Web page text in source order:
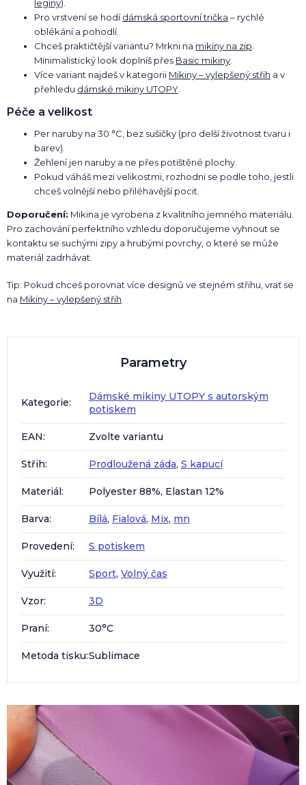
legíny).
Pro vrstvení se hodídámská sportovní trička – rychlé
oblékání a pohodlí.
Chceš praktičtější variantu? Mrkni na mikiny na zip
Minimalistický look doplníš přes Basic mikiny
Více variant najdeš v kategorii Mikiny – vylepšený střih a v
přehledu dámské mikiny UTOPY
Péče a velikost
Per naruby na 30 °C, bez sušičky (pro delší životnost tvaru i
barev).
Žehlení jen naruby a ne přes potištěné plochy.
Pokud váháš mezi velikostmi, rozhodni se podle toho, jestli
chceš volnější nebo přiléhavější pocit.
Doporučení: Mikina je vyrobena z kvalitního jemného materiálu.
Pro zachování perfektního vzhledu doporučujeme vyhnout se
kontaktu se suchými zipy a hrubými povrchy, o které se může
materiál zadrhávat.
Tip: Pokud chceš porovnat více designů ve stejném střihu, vrať se
na Mikiny – vylepšený střih
Parametry
Kategorie:
Dámské mikiny UTOPY s autorským
potiskem
EAN: Zvolte variantu
Střih: Prodloužená záda, S kapucí
Materiál: Polyester 88%, Elastan 12%
Barva: Bílá, Fialová, Mix, mn
Provedení: S potiskem
Využití: Sport, Volný čas
Vzor: 3D
Praní: 30°C
Metoda tisku:Sublimace